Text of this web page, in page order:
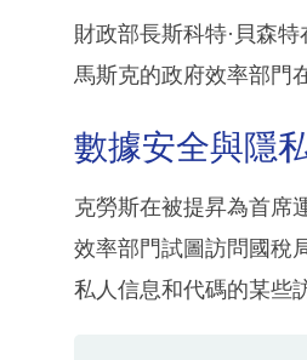
財政部長斯科特·貝森
馬斯克的政府效率部門
數據安全與隱
克勞斯在被提昇為首席
效率部門試圖訪問國稅
私人信息和代碼的某些